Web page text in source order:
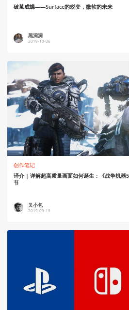
破茧成蝶——Surface的蜕变，微软的未来
黑洞洞
2019-10-06
创作笔记
译介 | 详解超高质量画面如何诞生：《战争机器
节
叉小包
2019-09-19